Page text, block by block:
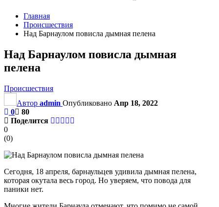
Главная
Происшествия
Над Барнаулом повисла дымная пелена
Над Барнаулом повисла дымная
пелена
Происшествия
Автор admin Опубликовано Апр 18, 2022
0
80
Поделится
0
(0)
Сегодня, 18 апреля, барнаульцев удивила дымная пелена,
которая окутала весь город. Но уверяем, что повода для
паники нет.